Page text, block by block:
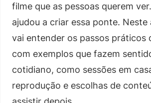
filme que as pessoas querem
ajudou a criar essa ponte.
vai entender os passos práticos
com exemplos que fazem
cotidiano, como sessões em
reprodução e escolhas de